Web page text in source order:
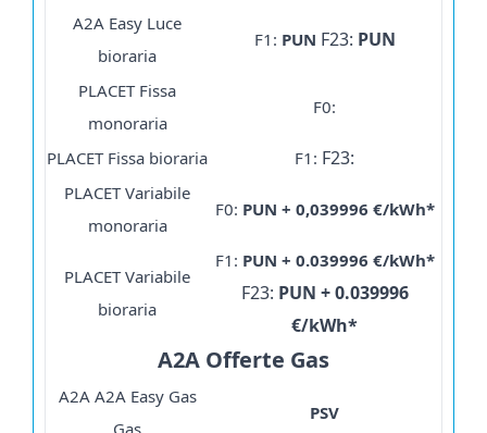
A2A Easy Luce
bioraria
F1: PUN F23: PUN
PLACET Fissa
monoraria
F0:
PLACET Fissa bioraria F1: F23:
PLACET Variabile
monoraria
F0: PUN + 0,039996 €/kWh*
PLACET Variabile
bioraria
F1: PUN + 0.039996 €/kWh*
F23: PUN + 0.039996
€/kWh*
A2A Offerte Gas
A2A A2A Easy Gas
Gas
PSV